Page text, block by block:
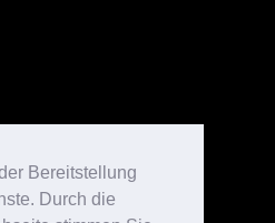
Bereitstellung
Durch die